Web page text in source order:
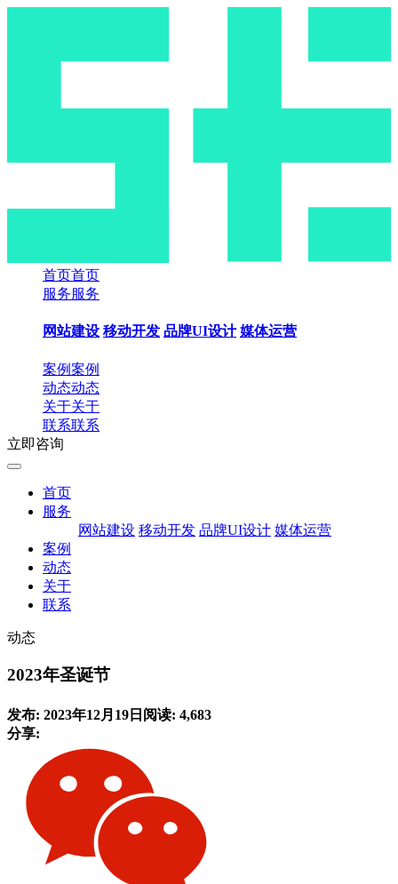
首页首页
服务服务
网站建设 移动开发 品牌UI设计 媒体运营
案例案例
动态动态
关于关于
联系联系
立即咨询
首页
服务
网站建设 移动开发 品牌UI设计 媒体运营
案例
动态
关于
联系
动态
2023年圣诞节
发布: 2023年12月19日 阅读: 4,683
分享: